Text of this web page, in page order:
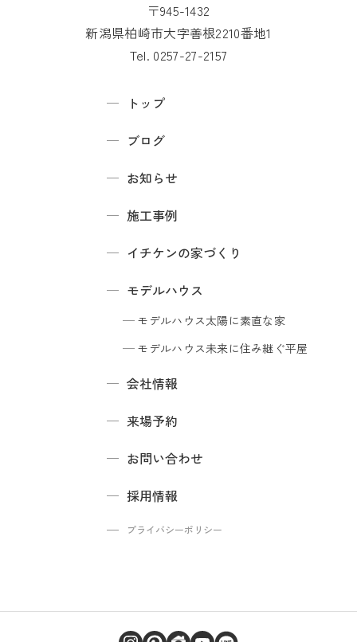
〒945-1432
新潟県柏崎市大字善根2210番地1
Tel. 0257-27-2157
トップ
ブログ
お知らせ
施工事例
イチケンの家づくり
モデルハウス
モデルハウス太陽に素直な家
モデルハウス未来に住み継ぐ平屋
会社情報
来場予約
お問い合わせ
採用情報
プライバシーポリシー